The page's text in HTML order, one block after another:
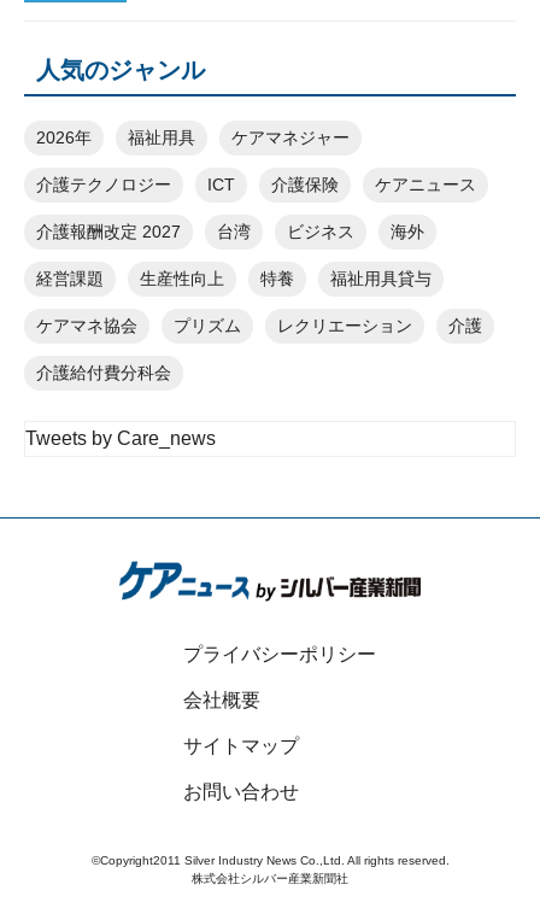
人気のジャンル
2026年 福祉用具 ケアマネジャー
介護テクノロジー ICT 介護保険 ケアニュース
介護報酬改定 2027 台湾 ビジネス 海外
経営課題 生産性向上 特養 福祉用具貸与
ケアマネ協会 プリズム レクリエーション 介護
介護給付費分科会
Tweets by Care_news
プライバシーポリシー
会社概要
サイトマップ
お問い合わせ
©Copyright2011 Silver Industry News Co.,Ltd. All rights reserved.
株式会社シルバー産業新聞社